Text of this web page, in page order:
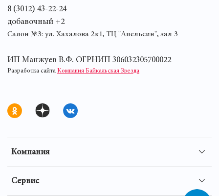
Компания
Сервис
8 (3012) 43-22-24
добавочный +2
Салон №3: ул. Хахалова 2к1, ТЦ "Апельсин", зал 3
ИП Манжуев В.Ф. ОГРНИП 306032305700022
Разработка сайта Компания Байкальская Звезда